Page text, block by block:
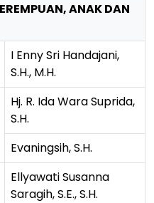
ANAK DAN
I Enny Sri Handajani,
S.H., M.H.
Hj. R. Ida Wara Suprida,
S.H.
Evaningsih, S.H.
Ellyawati Susanna
Saragih, S.E., S.H.